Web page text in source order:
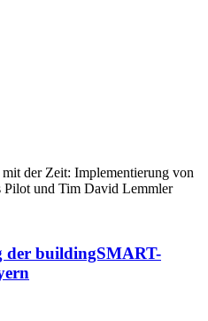
der Zeit: Implementierung von
und Tim David Lemmler
der buildingSMART-